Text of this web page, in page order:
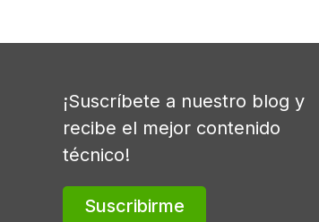
¡Suscríbete a nuestro blog y
recibe el mejor contenido
técnico!
Suscribirme